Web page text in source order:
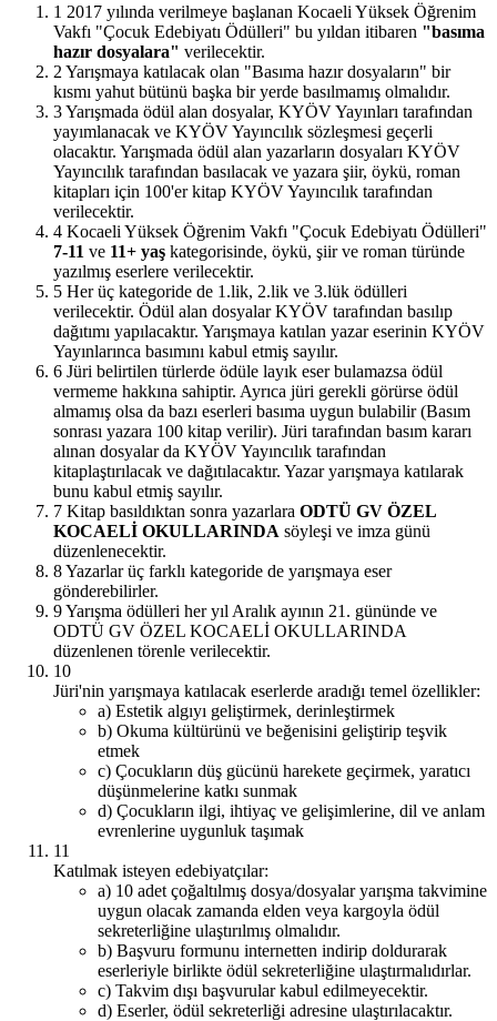
1 2017 yılında verilmeye başlanan Kocaeli Yüksek Öğrenim
Vakfı "Çocuk Edebiyatı Ödülleri" bu yıldan itibaren "basıma
hazır dosyalara" verilecektir.
2 Yarışmaya katılacak olan "Basıma hazır dosyaların" bir
kısmı yahut bütünü başka bir yerde basılmamış olmalıdır.
3Yarışmada ödül alan dosyalar, KYÖV Yayınları tarafından
yayımlanacak ve KYÖV Yayıncılık sözleşmesi geçerli
olacaktır. Yarışmada ödül alan yazarların dosyaları KYÖV
Yayıncılık tarafından basılacak ve yazara şiir, öykü, roman
kitapları için 100'er kitap KYÖV Yayıncılık tarafından
verilecektir.
4 Kocaeli Yüksek Öğrenim Vakfı "Çocuk Edebiyatı Ödülleri"
7-11 ve 11+ yaş kategorisinde, öykü, şiir ve roman türünde
yazılmış eserlere verilecektir.
5 Her üç kategoride de 1.lik, 2.lik ve 3.lük ödülleri
verilecektir. Ödül alan dosyalar KYÖV tarafından basılıp
dağıtımı yapılacaktır. Yarışmaya katılan yazar eserinin KYÖV
Yayınlarınca basımını kabul etmiş sayılır.
6 Jüri belirtilen türlerde ödüle layık eser bulamazsa ödül
vermeme hakkına sahiptir. Ayrıca jüri gerekli görürse ödül
almamış olsa da bazı eserleri basıma uygun bulabilir (Basım
sonrası yazara 100 kitap verilir). Jüri tarafından basım kararı
alınan dosyalar da KYÖV Yayıncılık tarafından
kitaplaştırılacak ve dağıtılacaktır. Yazar yarışmaya katılarak
bunu kabul etmiş sayılır.
7 Kitap basıldıktan sonra yazarlara ODTÜ GV ÖZEL
KOCAELİ OKULLARINDA söyleşi ve imza günü
düzenlenecektir.
8Yazarlar üç farklı kategoride de yarışmaya eser
gönderebilirler.
9Yarışma ödülleri her yıl Aralık ayının 21. gününde ve
ODTÜ GV ÖZEL KOCAELİ OKULLARINDA
düzenlenen törenle verilecektir.
10
Jüri'nin yarışmaya katılacak eserlerde aradığı temel özellikler:
a) Estetik algıyı geliştirmek, derinleştirmek
b) Okuma kültürünü ve beğenisini geliştirip teşvik
etmek
c) Çocukların düş gücünü harekete geçirmek, yaratıcı
düşünmelerine katkı sunmak
d) Çocukların ilgi, ihtiyaç ve gelişimlerine, dil ve anlam
evrenlerine uygunluk taşımak
11
Katılmak isteyen edebiyatçılar:
a) 10 adet çoğaltılmış dosya/dosyalar yarışma takvimine
uygun olacak zamanda elden veya kargoyla ödül
sekreterliğine ulaştırılmış olmalıdır.
b) Başvuru formunu internetten indirip doldurarak
eserleriyle birlikte ödül sekreterliğine ulaştırmalıdırlar.
c) Takvim dışı başvurular kabul edilmeyecektir.
d) Eserler, ödül sekreterliği adresine ulaştırılacaktır.